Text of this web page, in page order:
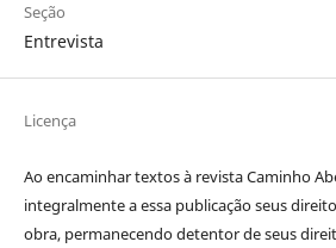
Seção
Entrevista
Licença
Ao encaminhar textos à revista Caminho
integralmente a essa publicação seus
obra, permanecendo detentor de seus